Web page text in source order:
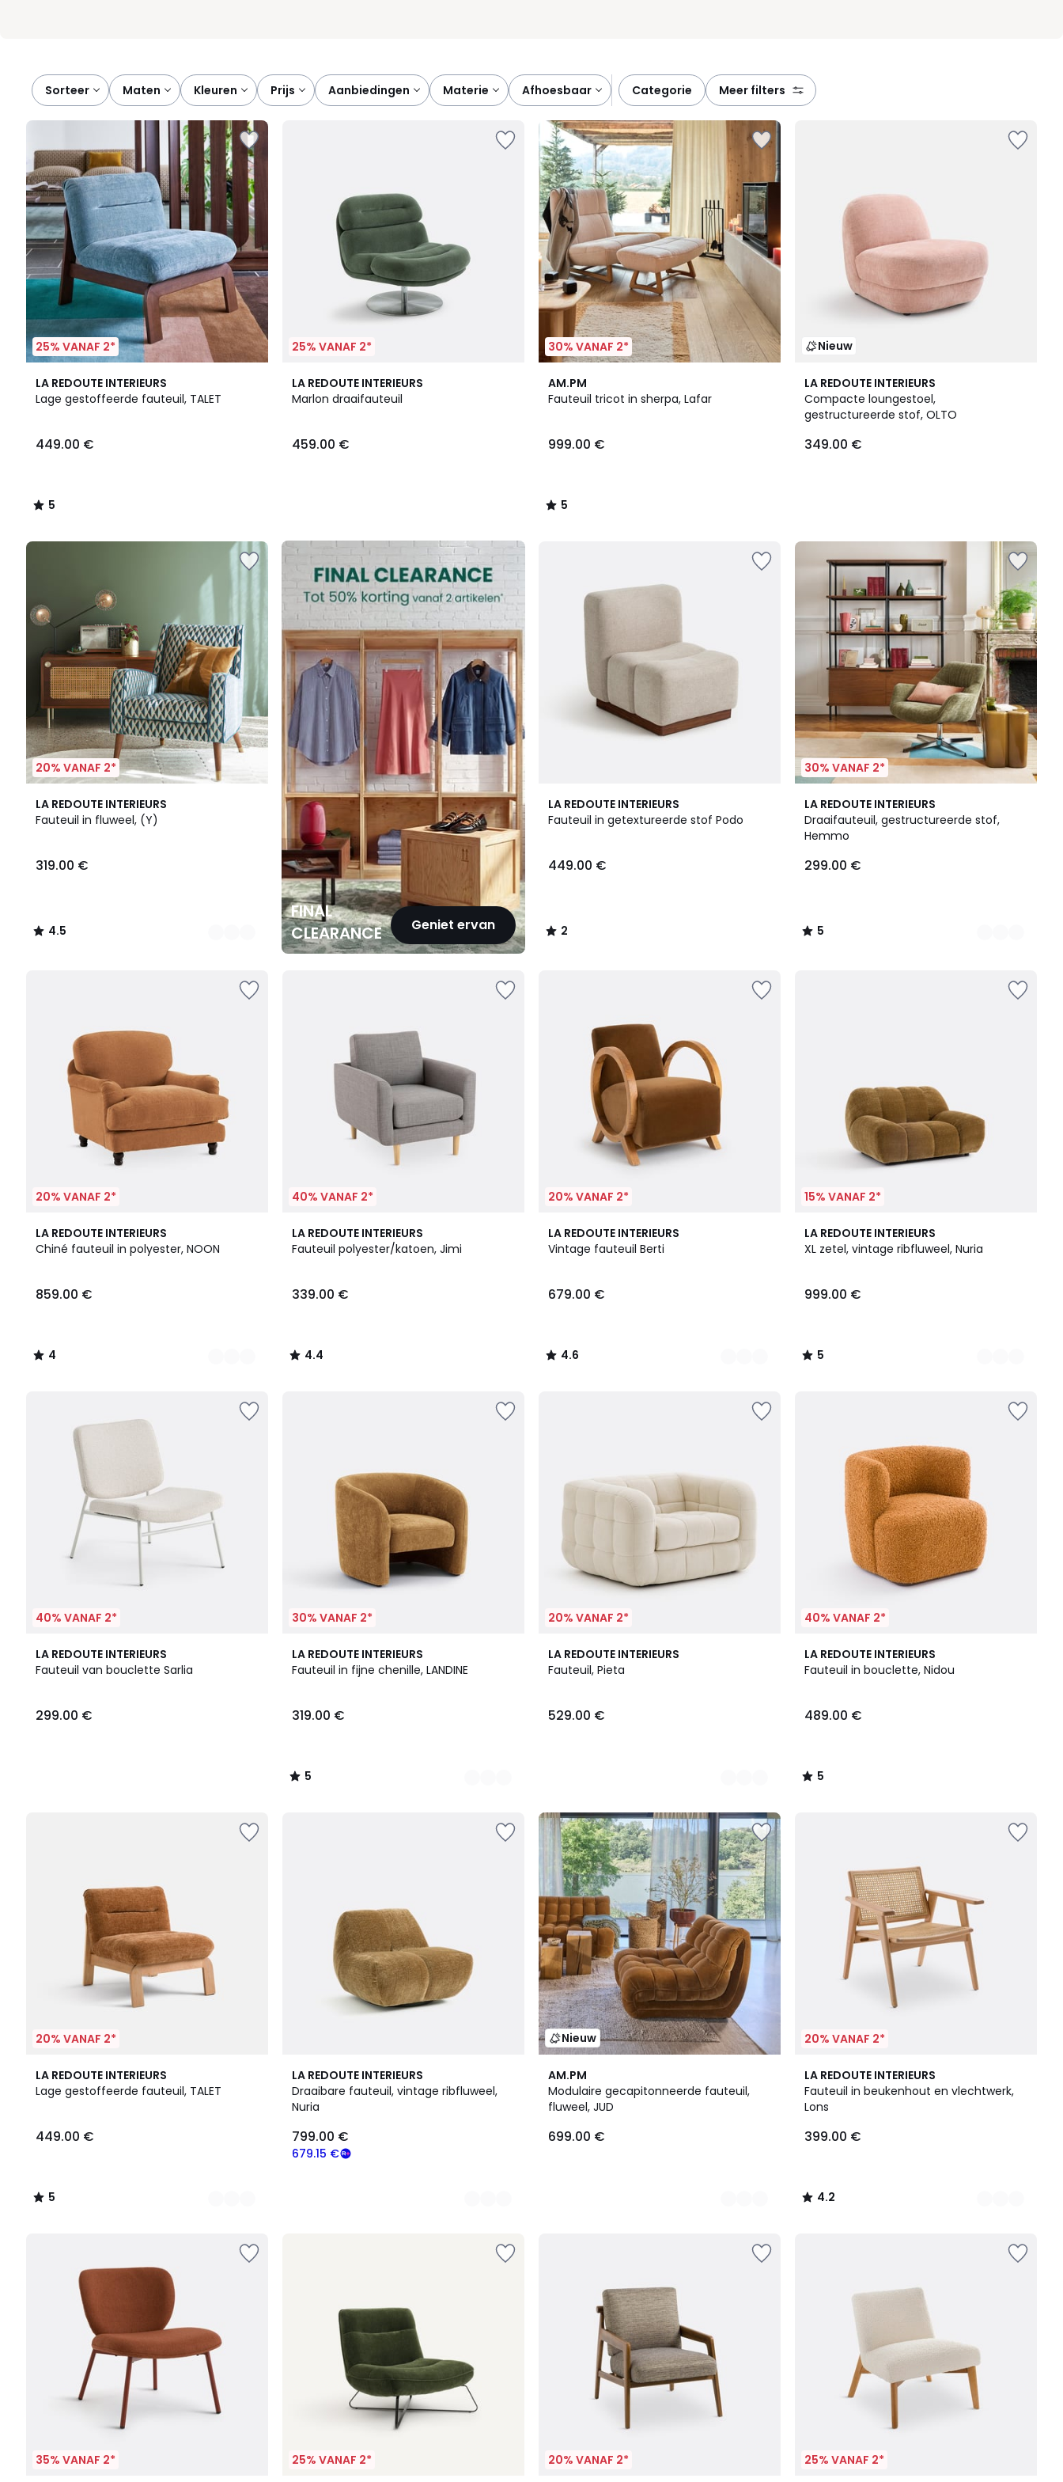
Sorteer maten kleuren prijs aanbiedingen materie afhoesbaar categorie meer filters
25% VANAF 2*
LA REDOUTE INTERIEURS
Lage gestoffeerde fauteuil, TALET
€.
449.00 €
5
/
5
/
25% VANAF 2*
LA REDOUTE INTERIEURS
Marlon draaifauteuil
459.00 €
30% VANAF 2*
AM.PM
Fauteuil tricot in sherpa, Lafar
999.00 €
5
/
5
/
Nieuw
LA REDOUTE INTERIEURS
Compacte loungestoel,
gestructureerde stof, OLTO
349.00 €
20% VANAF 2*
LA REDOUTE INTERIEURS
Fauteuil in fluweel, (Y)
319.00 €
4.5
/ 5
7
Kleuren
4.5
/
FINAL
CLEARANCE
Geniet ervan
FINAL
CLEARANCE
LA REDOUTE INTERIEURS
Fauteuil in getextureerde stof Podo
449.00 €
2
/
2
/
30% VANAF 2*
LA REDOUTE INTERIEURS
Draaifauteuil, gestructureerde stof,
Hemmo
299.00 €
5
/
5
2
Kleuren
5
/
20% VANAF 2*
LA REDOUTE INTERIEURS
Chiné fauteuil in polyester, NOON
859.00 €
4
/
9
Kleuren
4
/
40% VANAF 2*
LA REDOUTE INTERIEURS
Fauteuil polyester/katoen, Jimi
339.00 €
4.4
/ 5
4.4
/
20% VANAF 2*
LA REDOUTE INTERIEURS
Vintage fauteuil Berti
679.00 €
4.6
/ 5
2
Kleuren
4.6
/
15% VANAF 2*
LA REDOUTE INTERIEURS
XL zetel, vintage ribfluweel, Nuria
999.00 €
5
/
4
Kleuren
5
/
40% VANAF 2*
LA REDOUTE INTERIEURS
Fauteuil van bouclette Sarlia
299.00 €
30% VANAF 2*
LA REDOUTE INTERIEURS
Fauteuil in fijne chenille, LANDINE
319.00 €
5
/
2
Kleuren
5
/
20% VANAF 2*
LA REDOUTE INTERIEURS
Fauteuil, Pieta
529.00 €
2
Kleuren
40% VANAF 2*
LA REDOUTE INTERIEURS
Fauteuil in bouclette, Nidou
489.00 €
5
/
5
/
20% VANAF 2*
LA REDOUTE INTERIEURS
Lage gestoffeerde fauteuil, TALET
449.00 €
5
/
2
Kleuren
5
/
LA REDOUTE INTERIEURS
Draaibare fauteuil, vintage ribfluweel,
Nuria
679.15 €
799.00 €
4
Kleuren
Nieuw
AM.PM
Modulaire gecapitonneerde fauteuil,
fluweel, JUD
699.00 €
4
Kleuren
20% VANAF 2*
LA REDOUTE INTERIEURS
Fauteuil in beukenhout en vlechtwerk,
Lons
399.00 €
4.2
/ 5
2
Kleuren
4.2
/
35% VANAF 2* 25% VANAF 2* 20% VANAF 2* 25% VANAF 2*